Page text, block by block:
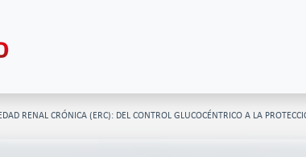
RENAL CRÓNICA (ERC): DEL CONTROL GLUCOCÉNTRICO A LA